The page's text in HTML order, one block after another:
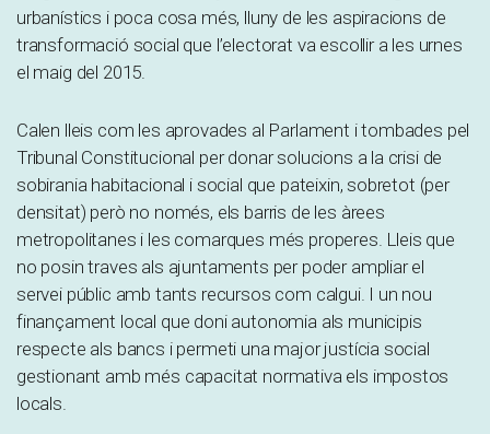
urbanístics i poca cosa més, lluny de les aspiracions de
transformació social que l’electorat va escollir a les urnes
el maig del 2015.
Calen lleis com les aprovades al Parlament i tombades pel
Tribunal Constitucional per donar solucions a la crisi de
sobirania habitacional i social que pateixin, sobretot (per
densitat) però no només, els barris de les àrees
metropolitanes i les comarques més properes. Lleis que
no posin traves als ajuntaments per poder ampliar el
servei públic amb tants recursos com calgui. I un nou
finançament local que doni autonomia als municipis
respecte als bancs i permeti una major justícia social
gestionant amb més capacitat normativa els impostos
locals.